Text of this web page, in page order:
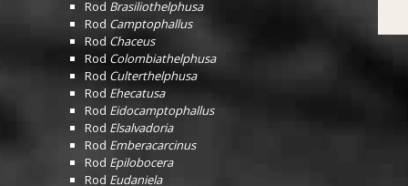
Rod Brasiliothelphusa
Rod Camptophallus
Rod Chaceus
Rod Colombiathelphusa
Rod Culterthelphusa
Rod Ehecatusa
Rod Eidocamptophallus
Rod Elsalvadoria
Rod Emberacarcinus
Rod Epilobocera
Rod Eudaniela